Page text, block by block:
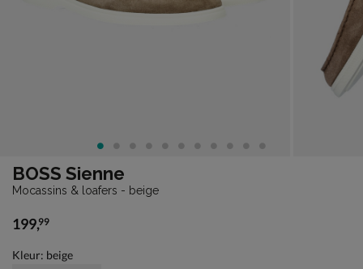
BOSS Sienne
Mocassins & loafers - beige
€ 199,99
199,99
Kleur: beige